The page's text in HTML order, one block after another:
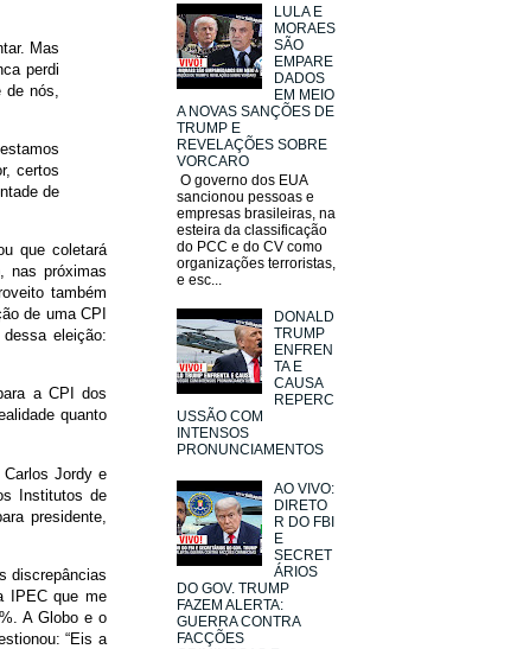
Mas
perdi
nós,
certos
de
que coletará
nas próximas
também
de uma CPI
eleição:
a CPI dos
quanto
Jordy e
Institutos de
presidente,
discrepâncias
IPEC que me
A Globo e o
“Eis a
LULA E
MORAES
SÃO
EMPARE
DADOS
EM MEIO
A NOVAS SANÇÕES DE
TRUMP E
REVELAÇÕES SOBRE
VORCARO
O governo dos EUA
sancionou pessoas e
empresas brasileiras, na
esteira da classificação
do PCC e do CV como
organizações terroristas,
e esc...
DONALD
TRUMP
ENFREN
TA E
CAUSA
REPERC
USSÃO COM
INTENSOS
PRONUNCIAMENTOS
AO VIVO:
DIRETO
R DO FBI
E
SECRET
ÁRIOS
DO GOV. TRUMP
FAZEM ALERTA:
GUERRA CONTRA
FACÇÕES